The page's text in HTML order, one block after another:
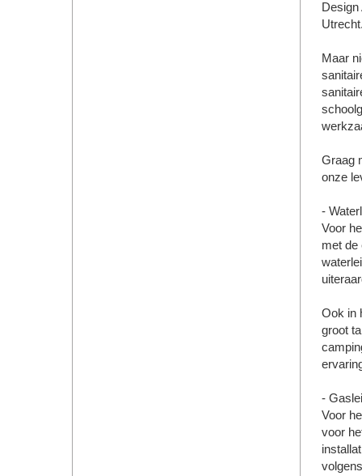
Maar
Graag
onze
-
Voor
met de
Ook in
groot
-
Voor
voor